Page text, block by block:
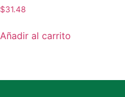
$31.48
Añadir al carrito